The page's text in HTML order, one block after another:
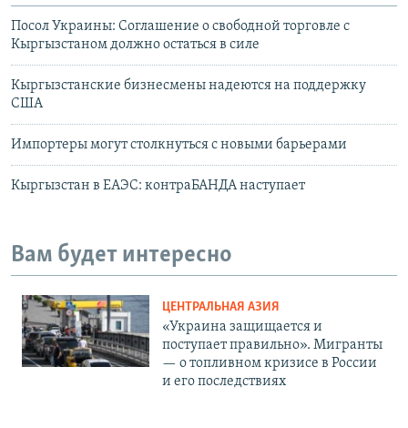
Посол Украины: Соглашение о свободной торговле с
Кыргызстаном должно остаться в силе
Кыргызстанские бизнесмены надеются на поддержку
США
Импортеры могут столкнуться с новыми барьерами
Кыргызстан в ЕАЭС: контраБАНДА наступает
Вам будет интересно
ЦЕНТРАЛЬНАЯ АЗИЯ
«Украина защищается и
поступает правильно». Мигранты
— о топливном кризисе в России
и его последствиях